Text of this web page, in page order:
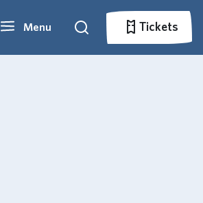
Menu Zoeken Tickets
Tickets